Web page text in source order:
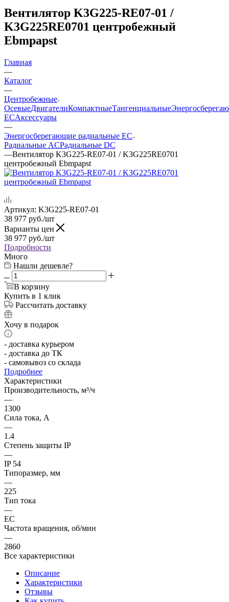
Вентилятор K3G225-RE07-01 /
K3G225RE0701 центробежный
Ebmpapst
Главная
—
Каталог
—
Центробежные
ОсевыеДвигателиКомпактныеТангенциальные
ECАксессуары
—
Энергосберегающие радиальные EC
Радиальные ACРадиальные DC
—Вентилятор K3G225-RE07-01 / K3G225RE0701
центробежный Ebmpapst
Артикул: K3G225-RE07-01
38 977 руб./шт
Варианты цен
38 977 руб./шт
Подробности
Много
Нашли дешевле?
В корзину
Купить в 1 клик
Рассчитать доставку
Хочу в подарок
- доставка курьером
- доставка до ТК
- самовывоз со склада
Подробнее
Характеристики
Производительность, м³/ч
—
1300
Сила тока, А
—
1.4
Степень защиты IP
—
IP 54
Типоразмер, мм
—
225
Тип тока
—
EC
Частота вращения, об/мин
—
2860
Все характеристики
Описание
Характеристики
Отзывы